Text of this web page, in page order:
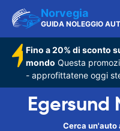
Norvegia
GUIDA NOLEGGIO
Fino a 20% di sconto
mondo Questa
- approfittatene oggi
Egersund
Cerca un'auto